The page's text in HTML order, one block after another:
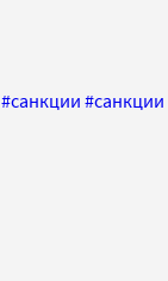
#санкции #санкции